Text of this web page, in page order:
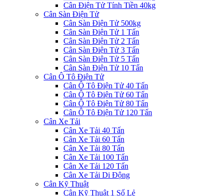
Cân Điện Tử Tính Tiền 40kg
Cân Sàn Điện Tử
Cân Sàn Điện Tử 500kg
Cân Sàn Điện Tử 1 Tấn
Cân Sàn Điện Tử 2 Tấn
Cân Sàn Điện Tử 3 Tấn
Cân Sàn Điện Tử 5 Tấn
Cân Sàn Điện Tử 10 Tấn
Cân Ô Tô Điện Tử
Cân Ô Tô Điện Tử 40 Tấn
Cân Ô Tô Điện Tử 60 Tấn
Cân Ô Tô Điện Tử 80 Tấn
Cân Ô Tô Điện Tử 120 Tấn
Cân Xe Tải
Cân Xe Tải 40 Tấn
Cân Xe Tải 60 Tấn
Cân Xe Tải 80 Tấn
Cân Xe Tải 100 Tấn
Cân Xe Tải 120 Tấn
Cân Xe Tải Di Động
Cân Kỹ Thuật
Cân Kỹ Thuật 1 Số Lẻ